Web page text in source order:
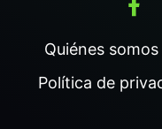
Quiénes somos
Política de